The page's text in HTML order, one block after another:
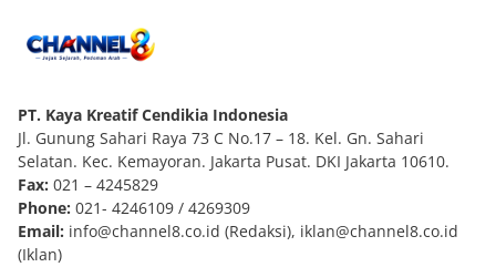
PT. Kaya Kreatif Cendikia Indonesia
Jl. Gunung Sahari Raya 73 C No.17 – 18. Kel. Gn. Sahari
Selatan. Kec. Kemayoran. Jakarta Pusat. DKI Jakarta 10610.
Fax: 021 – 4245829
Phone: 021- 4246109 / 4269309
Email: info@channel8.co.id (Redaksi), iklan@channel8.co.id
(Iklan)